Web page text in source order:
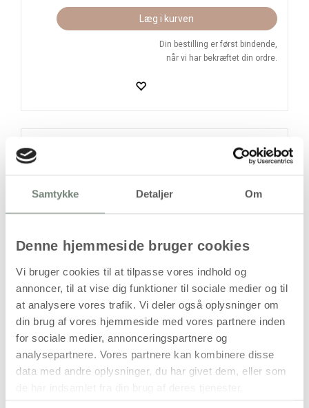
Samtykke Detaljer Om
Denne hjemmeside bruger cookies
Vi bruger cookies til at tilpasse vores indhold og
annoncer, til at vise dig funktioner til sociale medier og til
at analysere vores trafik. Vi deler også oplysninger om
din brug af vores hjemmeside med vores partnere inden
for sociale medier, annonceringspartnere og
analysepartnere. Vores partnere kan kombinere disse
data med andre oplysninger, du har givet dem, eller som
Læg i kurven
Din bestilling er først bindende,
når vi har bekræftet din ordre.
På lager
Levering: 1-3 hverdage
Handelsbetingelser
Mobilcover, nr. 5/5S, str. 6 × 12,5 cm,
tykkelse 10 mm, klar, 1 stk.
Dette mobilcover er fremstillet i hård plast og passer til
iPhone 5/5S. Coveret har et klart udtryk, som bevarer
telefonens originale udseende, samtidig med at det yder
beskyttelse mod daglig slitage.
Den faste konstruktion hjælper med at beskytte bagside og
tilpasset telefonens dimensioner, så det sidder stabilt